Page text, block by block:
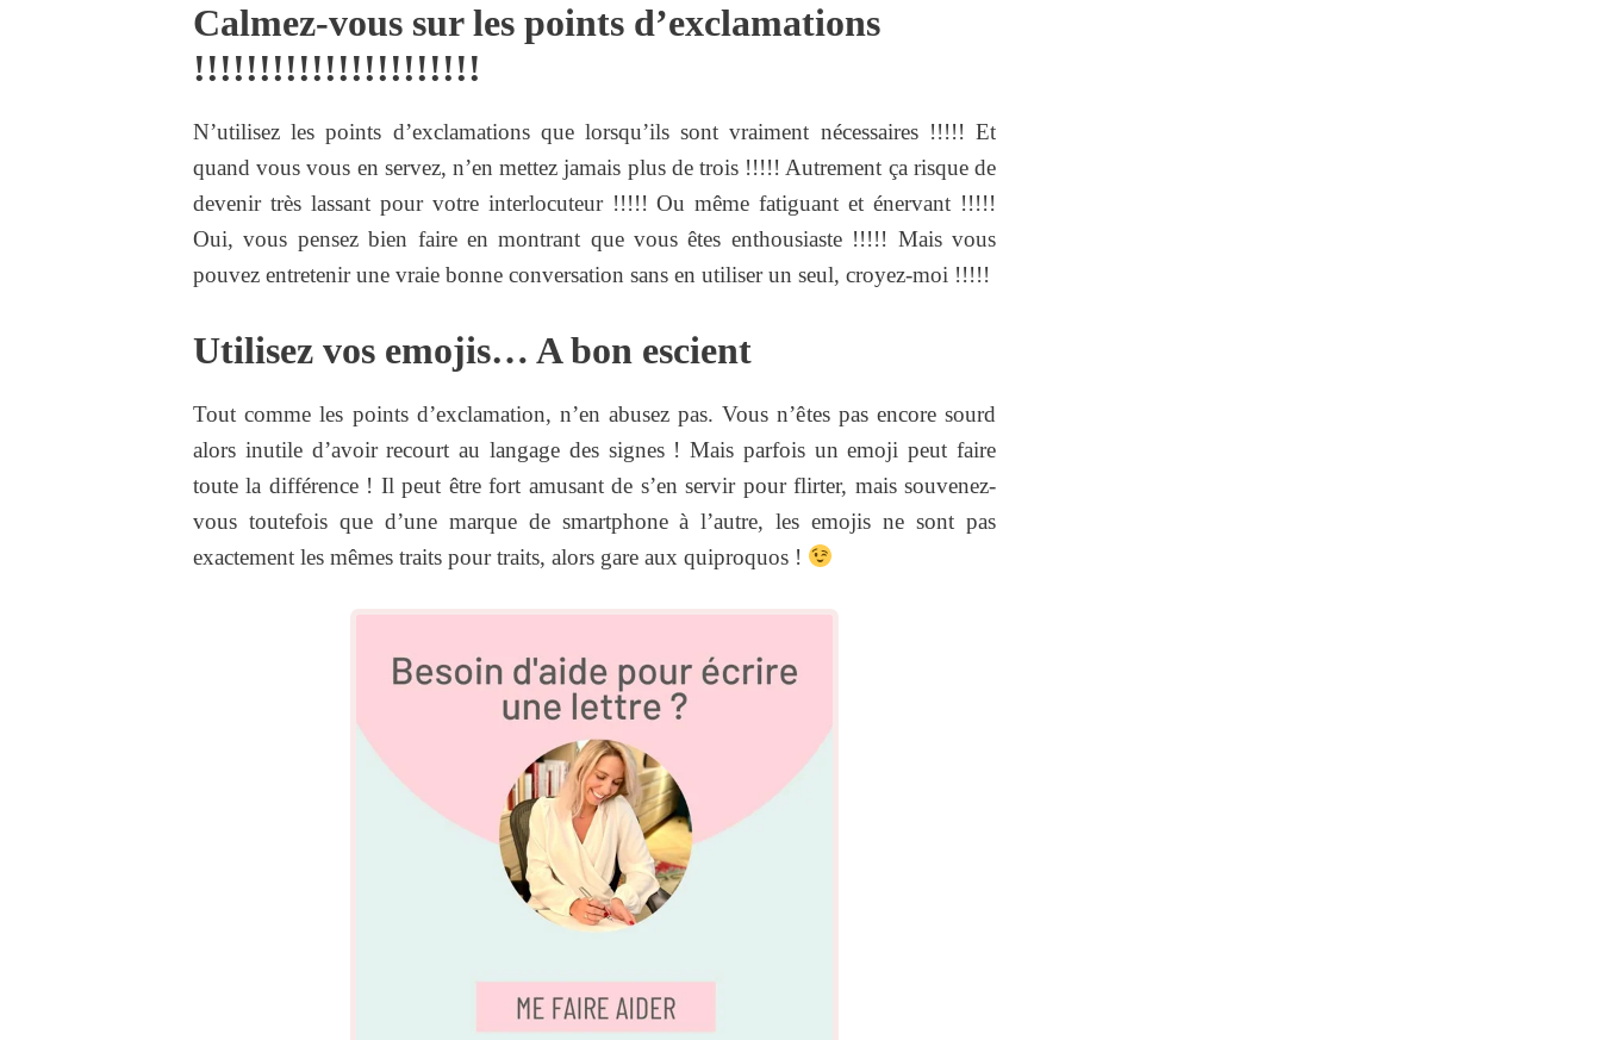
Calmez-vous sur les points d’exclamations
!!!!!!!!!!!!!!!!!!!!!!
N’utilisez les points d’exclamations que lorsqu’ils sont vraiment nécessaires !!!!! Et
quand vous vous en servez, n’en mettez jamais plus de trois !!!!! Autrement ça risque de
devenir très lassant pour votre interlocuteur !!!!! Ou même fatiguant et énervant !!!!!
Oui, vous pensez bien faire en montrant que vous êtes enthousiaste !!!!! Mais vous
pouvez entretenir une vraie bonne conversation sans en utiliser un seul, croyez-moi !!!!!
Utilisez vos emojis… A bon escient
Tout comme les points d’exclamation, n’en abusez pas. Vous n’êtes pas encore sourd
alors inutile d’avoir recourt au langage des signes ! Mais parfois un emoji peut faire
toute la différence ! Il peut être fort amusant de s’en servir pour flirter, mais souvenez-
vous toutefois que d’une marque de smartphone à l’autre, les emojis ne sont pas
exactement les mêmes traits pour traits, alors gare aux quiproquos !